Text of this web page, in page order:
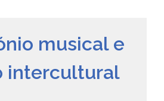
musical e
intercultural